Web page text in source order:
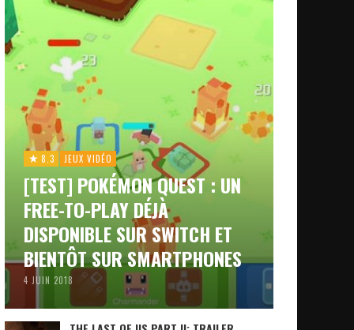
8.3 JEUX VIDÉO
[TEST] POKÉMON QUEST : UN
FREE-TO-PLAY DÉJÀ
DISPONIBLE SUR SWITCH ET
BIENTÔT SUR SMARTPHONES
4 JUIN 2018